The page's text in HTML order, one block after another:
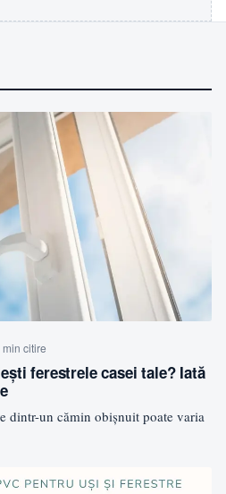
min citire
ferestrele casei tale? Iată
dintr-un cămin obișnuit poate varia